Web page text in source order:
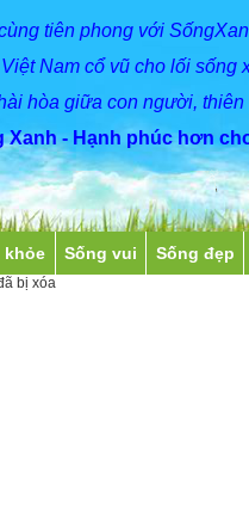
tiên phong với
Nam cổ vũ cho lối sống
hòa giữa con người, thiên
Xanh - Hạnh phúc hơn
khỏe Sống vui Sống đẹp
bị xóa